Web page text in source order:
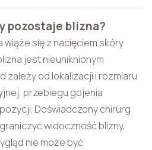
pozostaje blizna?
wiąże się z nacięciem skóry
jest nieuniknionym
zależy od lokalizacji i rozmiaru
przebiegu gojenia
Doświadczony chirurg
widoczność blizny,
nie może być